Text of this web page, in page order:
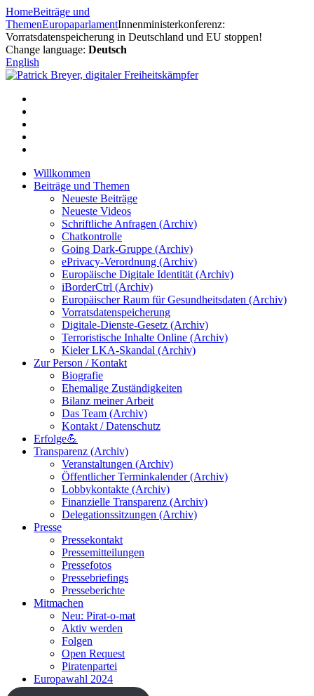
Zum
Inhalt
springen
HomeBeiträge und
ThemenEuropaparlamentInnenministerkonferenz:
Vorratsdatenspeicherung in Deutschland und EU stoppen!
Change language: Deutsch
English
Willkommen
Beiträge und Themen
Neueste Beiträge
Neueste Videos
Schriftliche Anfragen (Archiv)
Chatkontrolle
Going Dark-Gruppe (Archiv)
ePrivacy-Verordnung (Archiv)
Europäische Digitale Identität (Archiv)
iBorderCtrl (Archiv)
Europäischer Raum für Gesundheitsdaten (Archiv)
Vorratsdatenspeicherung
Digitale-Dienste-Gesetz (Archiv)
Terroristische Inhalte Online (Archiv)
Kieler LKA-Skandal (Archiv)
Zur Person / Kontakt
Biografie
Ehemalige Zuständigkeiten
Bilanz meiner Arbeit
Das Team (Archiv)
Kontakt / Datenschutz
Erfolge💪
Transparenz (Archiv)
Veranstaltungen (Archiv)
Öffentlicher Terminkalender (Archiv)
Lobbykontakte (Archiv)
Finanzielle Transparenz (Archiv)
Delegationssitzungen (Archiv)
Presse
Pressekontakt
Pressemitteilungen
Pressefotos
Pressebriefings
Presseberichte
Mitmachen
Neu: Pirat-o-mat
Aktiv werden
Folgen
Open Request
Piratenpartei
Europawahl 2024